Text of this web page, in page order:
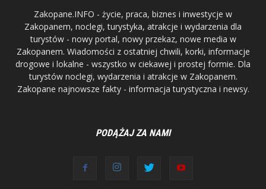
Zakopane.INFO - życie, praca, biznes i inwestycje w
Zakopanem, noclegi, turystyka, atrakcje i wydarzenia dla
turystów - nowy portal, nowy przekaz, nowe media w
Zakopanem. Wiadomości z ostatniej chwili, korki, informacje
drogowe i lokalne - wszystko w ciekawej i prostej formie. Dla
turystów noclegi, wydarzenia i atrakcje w Zakopanem.
Zakopane najnowsze fakty - informacja turystyczna i newsy.
PODĄŻAJ ZA NAMI